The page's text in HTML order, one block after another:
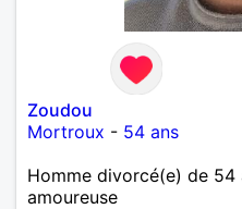
Zoudou
Mortroux - 54 ans
Homme divorcé(e) de
amoureuse